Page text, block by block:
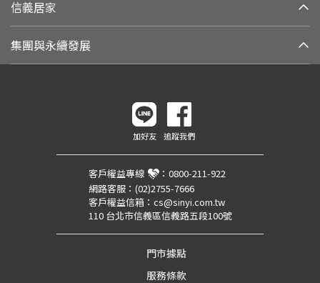
信義居家
集團與永續發展
加好友 追蹤我們
客戶權益專線 ： 0800-211-922
網路客服： (02)2755-7666
客戶權益信箱： cs@sinyi.com.tw
110 台北市信義區信義路五段100號
門市據點
服務條款